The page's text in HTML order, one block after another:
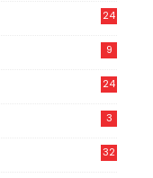
24
9
24
3
32